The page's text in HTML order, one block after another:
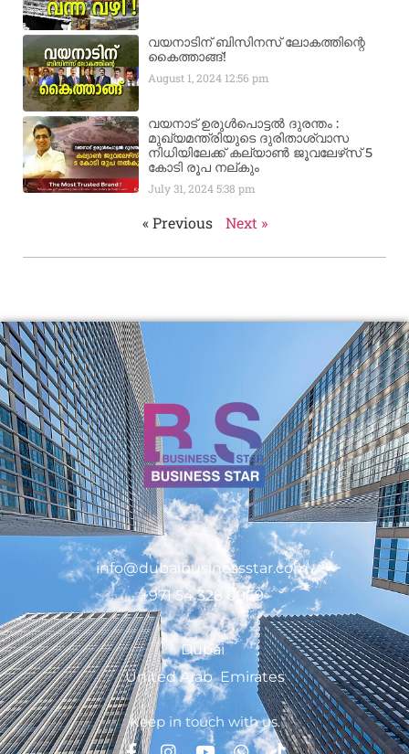
വയനാടിന് ബിസിനസ് ലോകത്തിന്റെ
കൈത്താങ്ങ്!
August 1, 2024 12:56 pm
വയനാട് ഉരുള്‍പൊട്ടൽ ദുരന്തം :
മുഖ്യമന്ത്രിയുടെ ദുരിതാശ്വാസ
നിധിയിലേക്ക് കല്യാണ്‍ ജൂവലേഴ്‌സ് 5
കോടി രൂപ നല്‌കും
July 31, 20245:38 pm
« Previous Next »
info@dubaibusinessstar.com
+971 54 328 0969
Dubai
United Arab Emirates
Keep in touch with us.